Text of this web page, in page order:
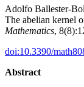
Adolfo Ballester-
The abelian kernel
Mathematics,
doi:10.3390/
Abstract